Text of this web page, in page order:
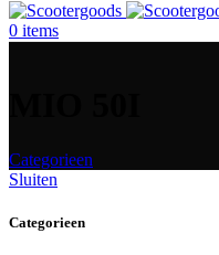
0 items
Categorieen
Sluiten
Categorieen